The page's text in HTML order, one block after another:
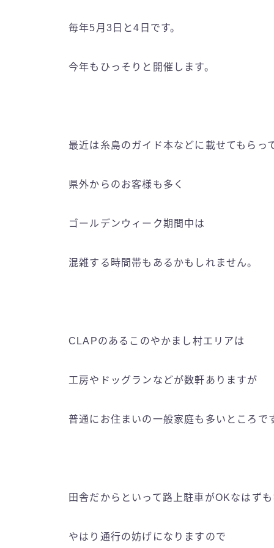
毎年5月3日と4日です。
今年もひっそりと開催します。
最近は糸島のガイド本などに載せてもらっ
県外からのお客様も多く
ゴールデンウィーク期間中は
混雑する時間帯もあるかもしれません。
CLAPのあるこのやかまし村エリアは
工房やドッグランなどが数軒ありますが
普通にお住まいの一般家庭も多いところで
田舎だからといって路上駐車がOKなはずも
やはり通行の妨げになりますので